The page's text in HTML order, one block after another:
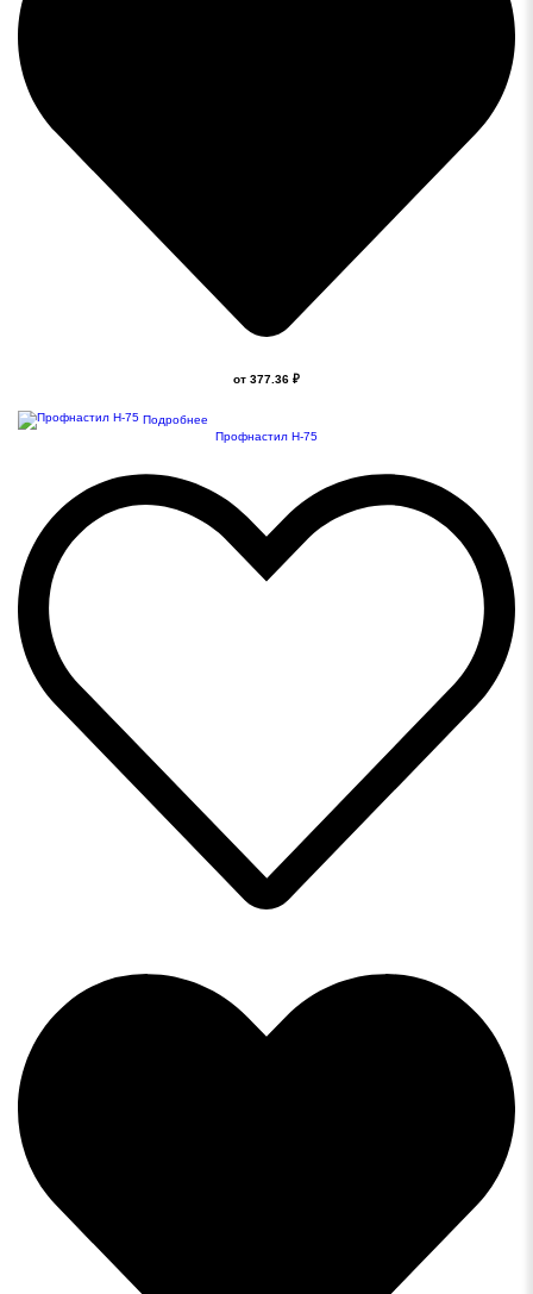
от 377.36 ₽
Подробнее
Профнастил Н-75